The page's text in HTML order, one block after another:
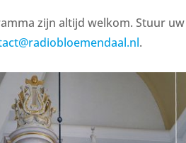
zijn altijd welkom. Stuur uw
.